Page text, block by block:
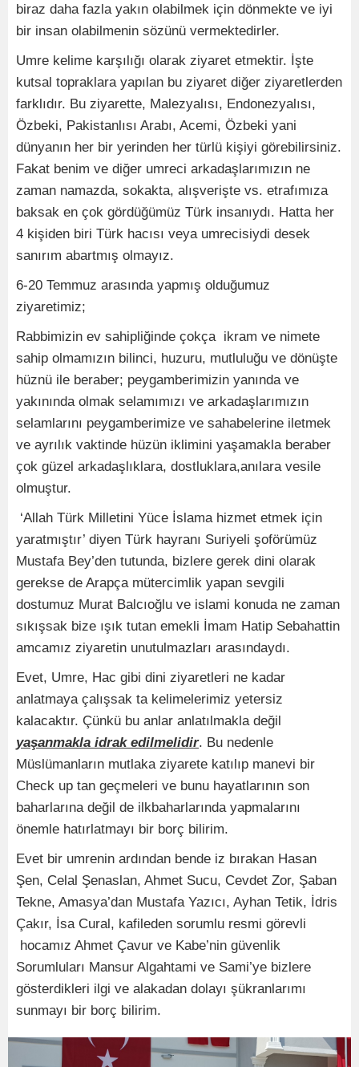
biraz daha fazla yakın olabilmek için dönmekte ve iyi
bir insan olabilmenin sözünü vermektedirler.
Umre kelime karşılığı olarak ziyaret etmektir. İşte
kutsal topraklara yapılan bu ziyaret diğer ziyaretlerden
farklıdır. Bu ziyarette, Malezyalısı, Endonezyalısı,
Özbeki, Pakistanlısı Arabı, Acemi, Özbeki yani
dünyanın her bir yerinden her türlü kişiyi görebilirsiniz.
Fakat benim ve diğer umreci arkadaşlarımızın ne
zaman namazda, sokakta, alışverişte vs. etrafımıza
baksak en çok gördüğümüz Türk insanıydı. Hatta her
4 kişiden biri Türk hacısı veya umrecisiydi desek
sanırım abartmış olmayız.
6-20 Temmuz arasında yapmış olduğumuz
ziyaretimiz;
Rabbimizin ev sahipliğinde çokça ikram ve nimete
sahip olmamızın bilinci, huzuru, mutluluğu ve dönüşte
hüznü ile beraber; peygamberimizin yanında ve
yakınında olmak selamımızı ve arkadaşlarımızın
selamlarını peygamberimize ve sahabelerine iletmek
ve ayrılık vaktinde hüzün iklimini yaşamakla beraber
çok güzel arkadaşlıklara, dostluklara,anılara vesile
olmuştur.
‘Allah Türk Milletini Yüce İslama hizmet etmek için
yaratmıştır’ diyen Türk hayranı Suriyeli şoförümüz
Mustafa Bey’den tutunda, bizlere gerek dini olarak
gerekse de Arapça mütercimlik yapan sevgili
dostumuz Murat Balcıoğlu ve islami konuda ne zaman
sıkışsak bize ışık tutan emekli İmam Hatip Sebahattin
amcamız ziyaretin unutulmazları arasındaydı.
Evet, Umre, Hac gibi dini ziyaretleri ne kadar
anlatmaya çalışsak ta kelimelerimiz yetersiz
kalacaktır. Çünkü bu anlar anlatılmakla değil
yaşanmakla idrak edilmelidir. Bu nedenle
Müslümanların mutlaka ziyarete katılıp manevi bir
Check up tan geçmeleri ve bunu hayatlarının son
baharlarına değil de ilkbaharlarında yapmalarını
önemle hatırlatmayı bir borç bilirim.
Evet bir umrenin ardından bende iz bırakan Hasan
Şen, Celal Şenaslan, Ahmet Sucu, Cevdet Zor, Şaban
Tekne, Amasya’dan Mustafa Yazıcı, Ayhan Tetik, İdris
Çakır, İsa Cural, kafileden sorumlu resmi görevli
hocamız Ahmet Çavur ve Kabe’nin güvenlik
Sorumluları Mansur Algahtami ve Sami’ye bizlere
gösterdikleri ilgi ve alakadan dolayı şükranlarımı
sunmayı bir borç bilirim.